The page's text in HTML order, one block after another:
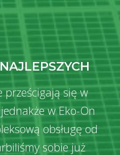
prześcigają się w
w Eko-On
obsługę od
sobie już